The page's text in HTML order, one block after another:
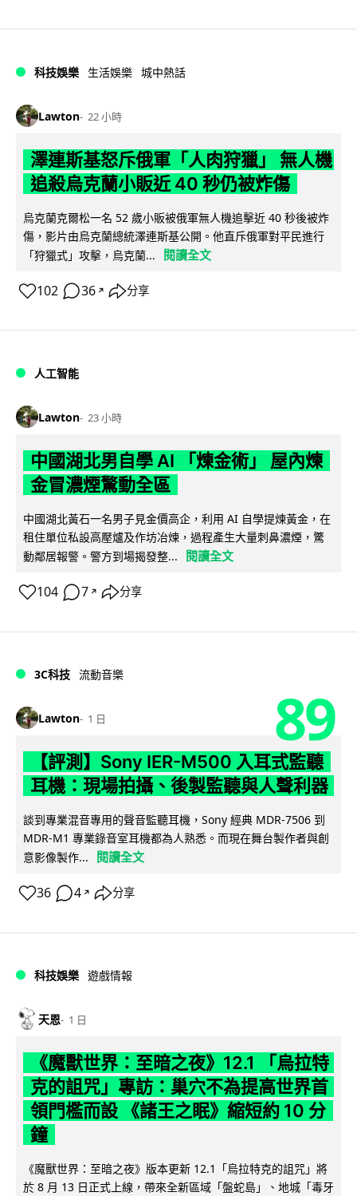
科技娛樂 生活娛樂 城中熱話
Lawton 22 小時
澤連斯基怒斥俄軍「人肉狩獵」 無人機
追殺烏克蘭小販近 40 秒仍被炸傷
烏克蘭克爾松一名 52 歲小販被俄軍無人機追擊近 40 秒後被炸
傷，影片由烏克蘭總統澤連斯基公開。他直斥俄軍對平民進行
「狩獵式」攻擊，烏克蘭...
閱讀全文
102 36 ↗ 分享
人工智能
Lawton 23 小時
中國湖北男自學 AI 「煉金術」 屋內煉
金冒濃煙驚動全區
中國湖北黃石一名男子見金價高企，利用 AI 自學提煉黃金，在
租住單位私設高壓爐及作坊冶煉，過程產生大量刺鼻濃煙，驚
動鄰居報警。警方到場揭發整...
閱讀全文
104 7 ↗ 分享
3C科技 流動音樂
Lawton 1 日 89
【評測】Sony IER-M500 入耳式監聽
耳機：現場拍攝、後製監聽與人聲利器
談到專業混音專用的聲音監聽耳機，Sony 經典 MDR-7506 到
MDR-M1 專業錄音室耳機都為人熟悉。而現在舞台製作者與創
意影像製作...
閱讀全文
36 4 ↗ 分享
科技娛樂 遊戲情報
天恩 1 日
《魔獸世界：至暗之夜》12.1 「烏拉特
克的詛咒」專訪：巢穴不為提高世界首
領門檻而設 《諸王之眠》縮短約 10 分
鐘
《魔獸世界：至暗之夜》版本更新 12.1「烏拉特克的詛咒」將
於 8 月 13 日正式上線，帶來全新區域「盤蛇島」、地城「毒牙